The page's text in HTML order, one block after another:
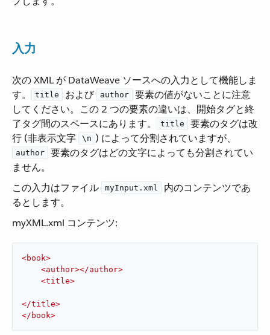
入力
次の XML が DataWeave ソースへの入力として機能しま
す。​
title ​ および ​ author
​ 要素の値がないことに注意
してください。この 2 つの要素の違いは、開始タグと終
了タグ間のスペースにあります。​
title
​ 要素のタグは改
行 (非表示文字 ​
\n ​) によって分割されていますが、​
author
​ 要素のタグはどの文字によっても分割されてい
ません。
この入力はファイル ​
myInput.xml
​ 内のコンテンツであ
るとします。
myXML.xml コンテンツ:
<book>
<author></author>
<title>
</title>
</ book>